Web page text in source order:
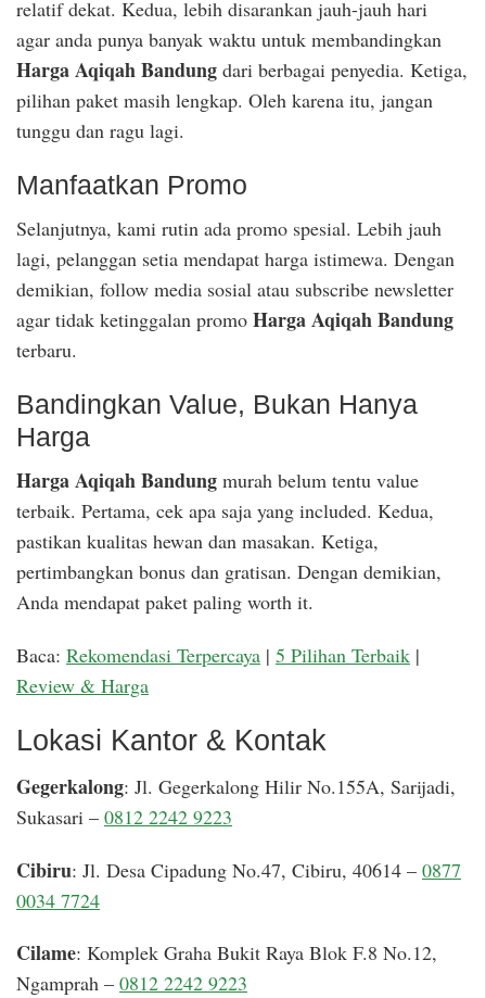
relatif dekat. Kedua, lebih disarankan jauh-jauh hari
agar anda punya banyak waktu untuk membandingkan
Harga Aqiqah Bandung dari berbagai penyedia. Ketiga,
pilihan paket masih lengkap. Oleh karena itu, jangan
tunggu dan ragu lagi.
Manfaatkan Promo
Selanjutnya, kami rutin ada promo spesial. Lebih jauh
lagi, pelanggan setia mendapat harga istimewa. Dengan
demikian, follow media sosial atau subscribe newsletter
agar tidak ketinggalan promo Harga Aqiqah Bandung
terbaru.
Bandingkan Value, Bukan Hanya
Harga
Harga Aqiqah Bandung murah belum tentu value
terbaik. Pertama, cek apa saja yang included. Kedua,
pastikan kualitas hewan dan masakan. Ketiga,
pertimbangkan bonus dan gratisan. Dengan demikian,
Anda mendapat paket paling worth it.
Baca: Rekomendasi Terpercaya | 5 Pilihan Terbaik |
Review & Harga
Lokasi Kantor & Kontak
Gegerkalong: Jl. Gegerkalong Hilir No.155A, Sarijadi,
Sukasari – 0812 2242 9223
Cibiru: Jl. Desa Cipadung No.47, Cibiru, 40614 – 0877
0034 7724
Cilame: Komplek Graha Bukit Raya Blok F.8 No.12,
Ngamprah – 0812 2242 9223